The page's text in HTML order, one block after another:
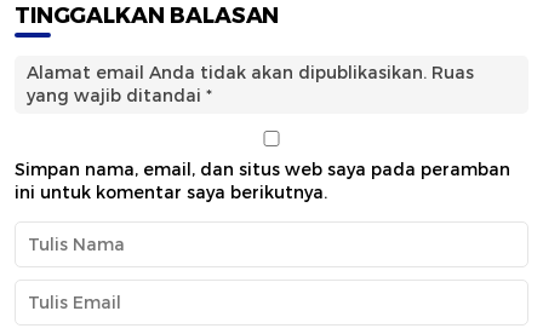
TINGGALKAN BALASAN
Alamat email Anda tidak akan dipublikasikan. Ruas
yang wajib ditandai *
Simpan nama, email, dan situs web saya pada peramban
ini untuk komentar saya berikutnya.